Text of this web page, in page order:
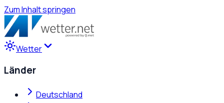
Zum Inhalt springen
Wetter
Länder
Deutschland